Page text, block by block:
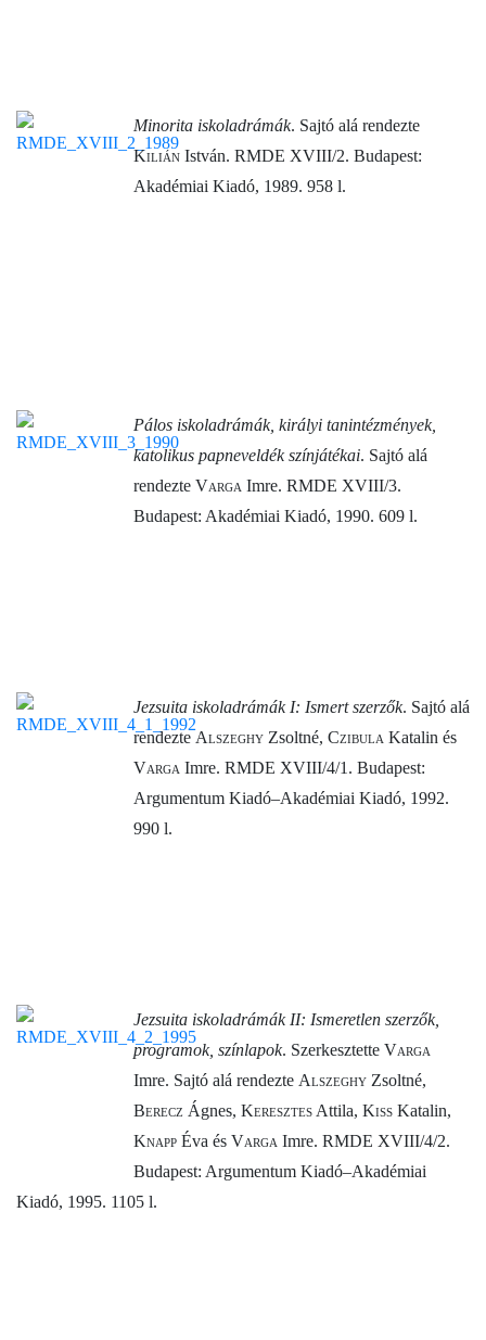
Minorita iskoladrámák. Sajtó alá rendezte
Kilián István. RMDE XVIII/2. Budapest:
Akadémiai Kiadó, 1989. 958 l.
Pálos iskoladrámák, királyi tanintézmények,
katolikus papneveldék színjátékai. Sajtó alá
rendezte Varga Imre. RMDE XVIII/3.
Budapest: Akadémiai Kiadó, 1990. 609 l.
Jezsuita iskoladrámák I: Ismert szerzők. Sajtó alá
rendezte Alszeghy Zsoltné, Czibula Katalin és
Varga Imre. RMDE XVIII/4/1. Budapest:
Argumentum Kiadó–Akadémiai Kiadó, 1992.
990 l.
Jezsuita iskoladrámák II: Ismeretlen szerzők,
programok, színlapok. Szerkesztette Varga
Imre. Sajtó alá rendezte Alszeghy Zsoltné,
Berecz Ágnes, Keresztes Attila, Kiss Katalin,
Knapp Éva és Varga Imre. RMDE XVIII/4/2.
Budapest: Argumentum Kiadó–Akadémiai
Kiadó, 1995. 1105 l.